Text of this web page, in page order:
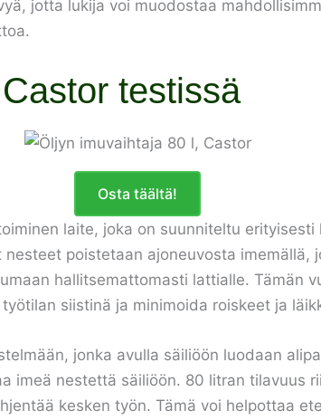
jotta lukija voi muodostaa
testissä
Osta täältä!
laite, joka on suunniteltu
poistetaan ajoneuvosta imemällä,
hallitsemattomasti lattialle. Tämän
siistinä ja minimoida roiskeet ja
jonka avulla säiliöön luodaan
imeä nestettä säiliöön. 80 litran tilavuus
kesken työn. Tämä voi helpottaa